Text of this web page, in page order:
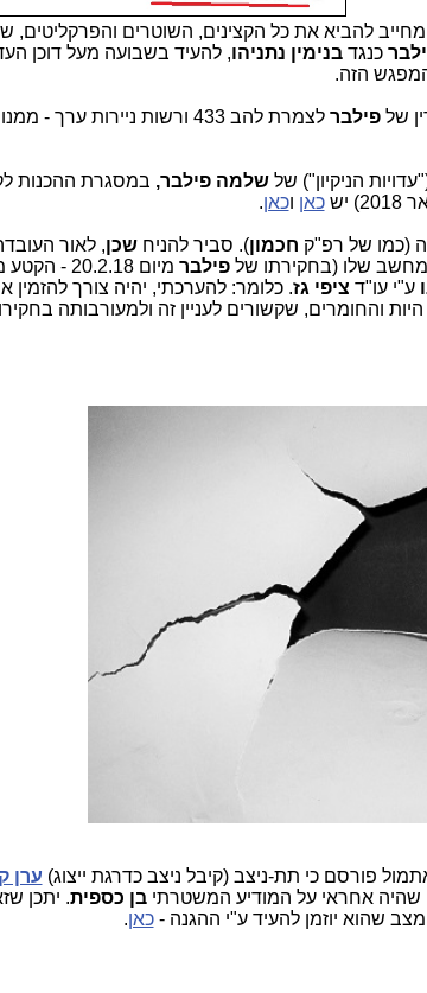
להביא את כל הקצינים, השוטרים והפרקליטים,
כנגדבנימין נתניהו, להעיד בשבועה מעל דוכן
הזה.
שלפילבר
לצמרת להב 433 ורשות ניירות ערך -
הניקיון") שלשלמה פילבר, במסגרת ההכנות
כאן וכאן.
(כמו של רפ"ק חכמון). סביר להניחשכן, לאור
שלו (בחקירתו שלפילבר מיום 20.2.18 - הקטע מהתמליל
ע"י עו"ד ציפי גז. כלומר: להערכתי, יהיה צורך להזמין
והחומרים, שקשורים לעניין זה ולמעורבותה
פורסם כי תת-ניצב (קיבל ניצב כדרגת ייצוג) ערן
שהיה אחראי על המודיע המשטרתיבן כספית. יתכן
שהוא יוזמן להעיד ע"י ההגנה -כאן.